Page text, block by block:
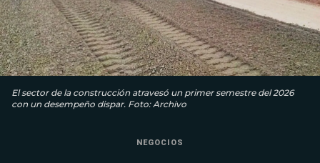
El sector de la construcción atravesó un primer semestre del 2026
con un desempeño dispar. Foto: Archivo
NEGOCIOS